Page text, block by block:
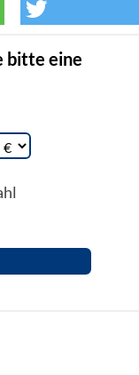
bitte eine